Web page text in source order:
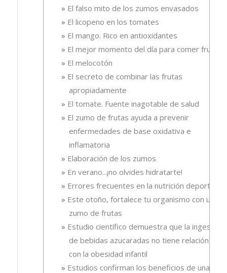
El falso mito de los zumos envasados
El licopeno en los tomates
El mango. Rico en antioxidantes
El mejor momento del día para comer fruta
El melocotón
El secreto de combinar las frutas
apropiadamente
El tomate. Fuente inagotable de salud
El zumo de frutas ayuda a prevenir
enfermedades de base oxidativa e
inflamatoria
Elaboración de los zumos
En verano...¡no olvides hidratarte!
Errores frecuentes en la nutrición deportiva
Este otoño, fortalece tu organismo con un
zumo de frutas
Estudio científico demuestra que la ingesta
de bebidas azucaradas no tiene relación
con la obesidad infantil
Estudios confirman los beneficios de una